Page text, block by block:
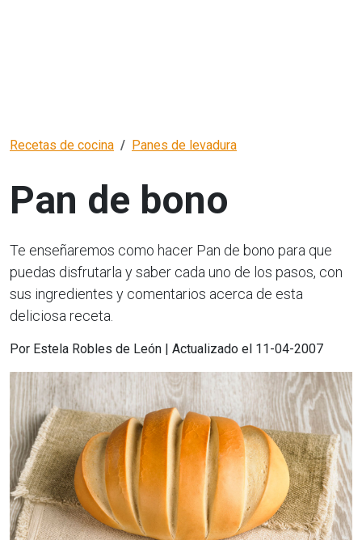
Recetas de cocina Panes de levadura
Pan de bono
Te enseñaremos como hacer Pan de bono para que
puedas disfrutarla y saber cada uno de los pasos, con
sus ingredientes y comentarios acerca de esta
deliciosa receta.
Por Estela Robles de León | Actualizado el 11-04-2007